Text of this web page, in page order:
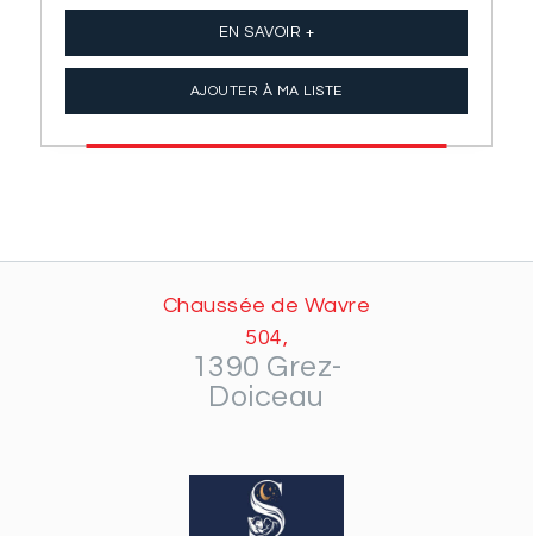
EN SAVOIR +
AJOUTER À MA LISTE
Chaussée de Wavre
504,
1390 Grez-
Doiceau